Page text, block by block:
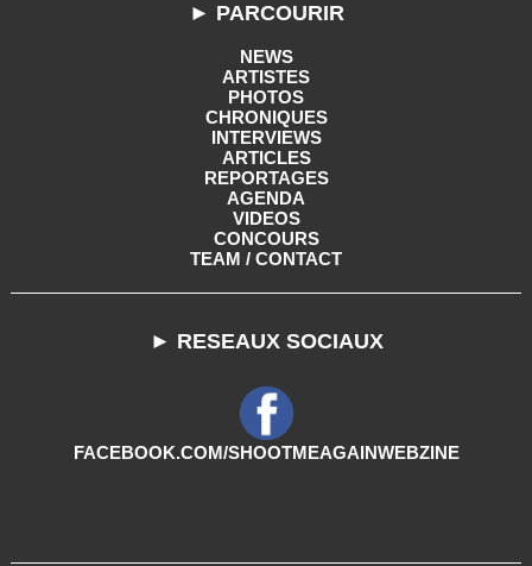
► PARCOURIR
NEWS
ARTISTES
PHOTOS
CHRONIQUES
INTERVIEWS
ARTICLES
REPORTAGES
AGENDA
VIDEOS
CONCOURS
TEAM / CONTACT
► RESEAUX SOCIAUX
FACEBOOK.COM/SHOOTMEAGAINWEBZINE